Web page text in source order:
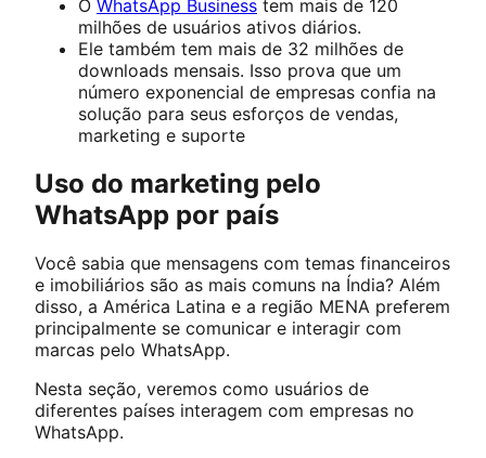
O WhatsApp Business tem mais de 120
milhões de usuários ativos diários.
Ele também tem mais de 32 milhões de
downloads mensais. Isso prova que um
número exponencial de empresas confia na
solução para seus esforços de vendas,
marketing e suporte
Uso do marketing pelo
WhatsApp por país
Você sabia que mensagens com temas financeiros
e imobiliários são as mais comuns na Índia? Além
disso, a América Latina e a região MENA preferem
principalmente se comunicar e interagir com
marcas pelo WhatsApp.
Nesta seção, veremos como usuários de
diferentes países interagem com empresas no
WhatsApp.